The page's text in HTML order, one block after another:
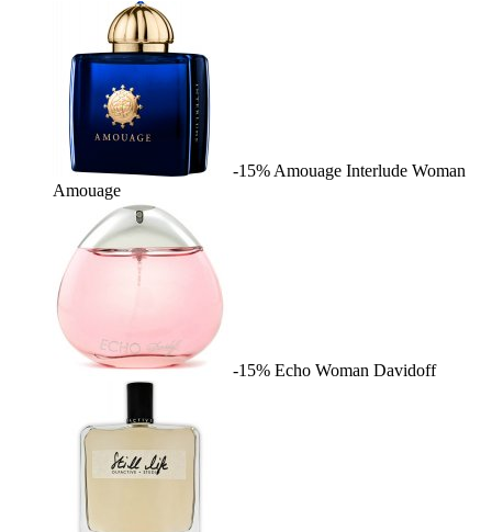
-15% Amouage Interlude Woman
Amouage
-15% Echo Woman Davidoff